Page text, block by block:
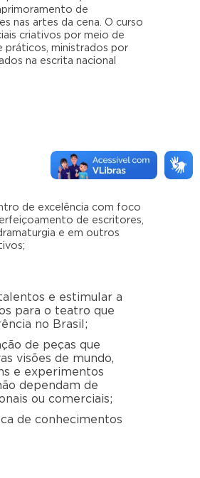
de
nas artes da cena. O curso
criativos por meio de
ministrados por
na escrita nacional
de excelência com foco
de escritores,
e em outros
e estimular a
para o teatro que
no Brasil;
de peças que
visões de mundo,
e experimentos
dependam de
ou comerciais;
de conhecimentos